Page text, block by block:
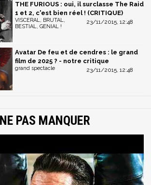
THE FURIOUS : oui, il surclasse The Raid
1 et 2, c'est bien réel ! (CRITIQUE)
23/11/2015, 12:48
VISCERAL, BRUTAL,
BESTIAL, GENIAL !
Avatar De feu et de cendres : le grand
film de 2025 ? - notre critique
23/11/2015, 12:48
grand spectacle
PAS MANQUER